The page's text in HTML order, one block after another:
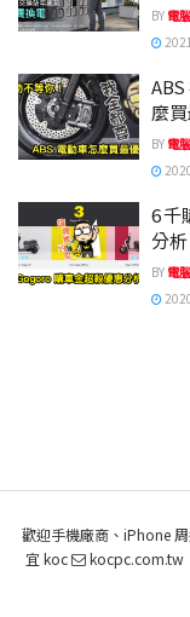
BY 電
麼
BY 電
6 千
分
BY 電
歡迎手機廠商、iPhone
宜 koc
kocpc.com.tw